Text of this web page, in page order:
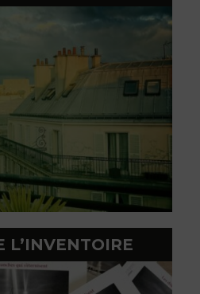
L’INVENTOIRE